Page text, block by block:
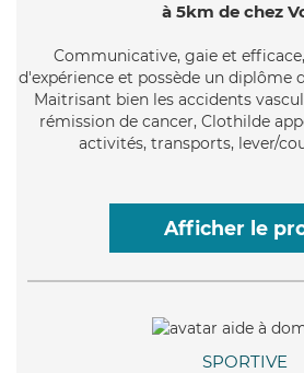
à 5km de chez
Communicative, gaie et
d'expérience et possède un diplôme
Maitrisant bien les accidents
rémission de cancer, Clothilde
activités, transports, lever/
Afficher le
SPORTIVE